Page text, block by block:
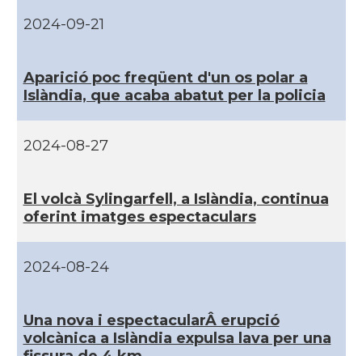
2024-09-21
Aparició poc freqüent d'un os polar a
Islàndia, que acaba abatut per la policia
2024-08-27
El volcà Sylingarfell, a Islàndia, continua
oferint imatges espectaculars
2024-08-24
Una nova i espectacularÂ erupció
volcànica a Islàndia expulsa lava per una